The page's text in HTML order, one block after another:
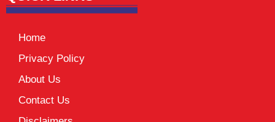
Home
Privacy Policy
About Us
Contact Us